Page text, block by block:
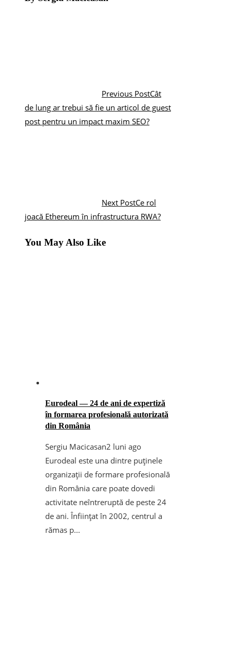
Previous PostCât
de lung ar trebui să fie un articol de guest
post pentru un impact maxim SEO?
Next PostCe rol
joacă Ethereum în infrastructura RWA?
You May Also Like
Eurodeal — 24 de ani de expertiză
în formarea profesională autorizată
din România
Sergiu Macicasan2 luni ago
Eurodeal este una dintre puținele
organizații de formare profesională
din România care poate dovedi
activitate neîntreruptă de peste 24
de ani. Înființat în 2002, centrul a
rămas p...